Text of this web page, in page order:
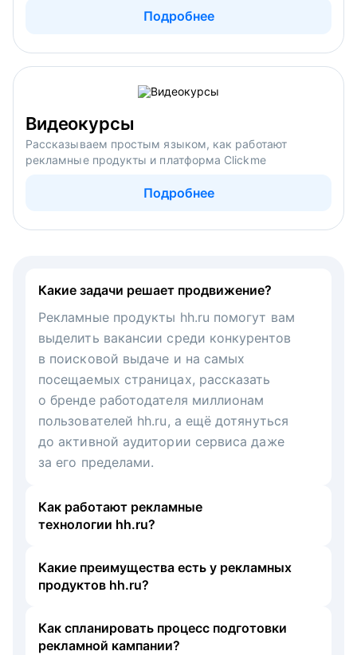
Подробнее
Видеокурсы
Рассказываем простым языком, как работают
рекламные продукты и платформа Clickme
Подробнее
Какие задачи решает продвижение?
Рекламные продукты hh.ru помогут вам
выделить вакансии среди конкурентов
в поисковой выдаче и на самых
посещаемых страницах, рассказать
о бренде работодателя миллионам
пользователей hh.ru, а ещё дотянуться
до активной аудитории сервиса даже
за его пределами.
Как работают рекламные
технологии hh.ru?
Какие преимущества есть у рекламных
продуктов hh.ru?
Как спланировать процесс подготовки
рекламной кампании?